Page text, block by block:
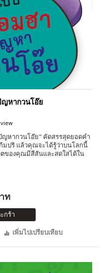
ญหากวนโอ๊ย
ญหากวนโอ๊ย" คัดสรรสุดยอดคำ
มปริ แล้วคุณจะได้รู้ว่าบนโลกนี้
ของคุณมีสีสันและสดใสได้ใน
ท
กร้า
เพิ่มไปเปรียบเทียบ